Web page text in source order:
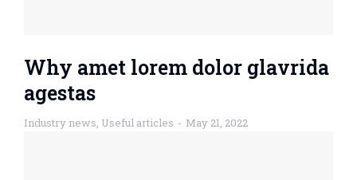
Why amet lorem dolor glavrida
agestas
Industry news, Useful articles May 21, 2022